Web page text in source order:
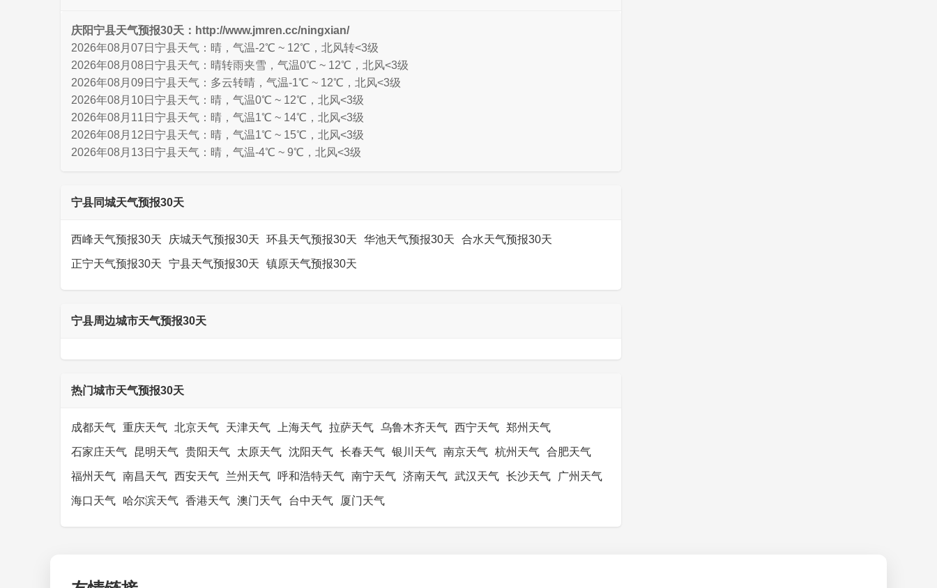
庆阳宁县天气预报30天：http://www.jmren.cc/ningxian/
2026年08月07日宁县天气：晴，气温-2℃ ~ 12℃，北风转<3级
2026年08月08日宁县天气：晴转雨夹雪，气温0℃ ~ 12℃，北风<3级
2026年08月09日宁县天气：多云转晴，气温-1℃ ~ 12℃，北风<3级
2026年08月10日宁县天气：晴，气温0℃ ~ 12℃，北风<3级
2026年08月11日宁县天气：晴，气温1℃ ~ 14℃，北风<3级
2026年08月12日宁县天气：晴，气温1℃ ~ 15℃，北风<3级
2026年08月13日宁县天气：晴，气温-4℃ ~ 9℃，北风<3级
宁县同城天气预报30天
西峰天气预报30天 庆城天气预报30天 环县天气预报30天 华池天气预报30天 合水天气预报30天
正宁天气预报30天 宁县天气预报30天 镇原天气预报30天
宁县周边城市天气预报30天
热门城市天气预报30天
成都天气 重庆天气 北京天气 天津天气 上海天气 拉萨天气 乌鲁木齐天气 西宁天气 郑州天气
石家庄天气 昆明天气 贵阳天气 太原天气 沈阳天气 长春天气 银川天气 南京天气 杭州天气 合肥天气
福州天气 南昌天气 西安天气 兰州天气 呼和浩特天气 南宁天气 济南天气 武汉天气 长沙天气 广州天气
海口天气 哈尔滨天气 香港天气 澳门天气 台中天气 厦门天气